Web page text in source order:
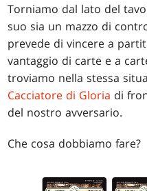
Torniamo dal lato del
suo sia un mazzo di
prevede di vincere a
vantaggio di carte e a
troviamo nella stessa
Cacciatore di Gloria di
del nostro avversario.
Che cosa dobbiamo fare?